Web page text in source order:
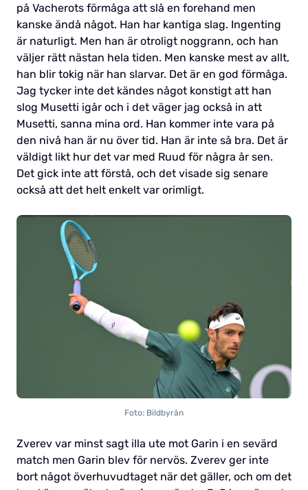
på Vacherots förmåga att slå en forehand men
kanske ändå något. Han har kantiga slag. Ingenting
är naturligt. Men han är otroligt noggrann, och han
väljer rätt nästan hela tiden. Men kanske mest av allt,
han blir tokig när han slarvar. Det är en god förmåga.
Jag tycker inte det kändes något konstigt att han
slog Musetti igår och i det väger jag också in att
Musetti, sanna mina ord. Han kommer inte vara på
den nivå han är nu över tid. Han är inte så bra. Det är
väldigt likt hur det var med Ruud för några år sen.
Det gick inte att förstå, och det visade sig senare
också att det helt enkelt var orimligt.
Foto: Bildbyrån
Zverev var minst sagt illa ute mot Garin i en sevärd
match men Garin blev för nervös. Zverev ger inte
bort något överhuvudtaget när det gäller, och om det